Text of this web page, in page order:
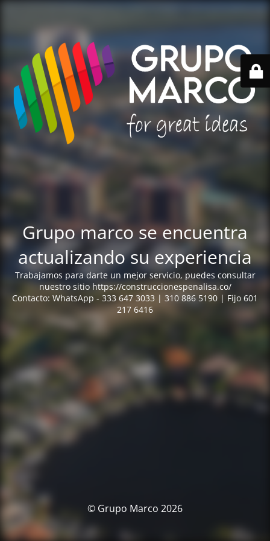
Grupo marco se encuentra
actualizando su experiencia
Trabajamos para darte un mejor servicio, puedes consultar
nuestro sitio https://construccionespenalisa.co/
Contacto: WhatsApp - 333 647 3033 | 310 886 5190 | Fijo 601
217 6416
© Grupo Marco 2026